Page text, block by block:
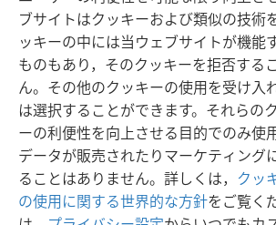
ブサイトはクッキーおよび類似の技術
ッキーの中には当ウェブサイトが機能
ものもあり，そのクッキーを拒否する
ん。その他のクッキーの使用を受け入
は選択することができます。それらの
ーの利便性を向上させる目的でのみ使
データが販売されたりマーケティング
ることはありません。詳しくは， クッ
の使用に関する世界的な方針をご覧く
う用意が完全に整います。
日本語 シェアする
Copyright © 2026 Watch Tower Bible and Tract
利用規約
プライバシーに関する方針 プライバ
ログイン